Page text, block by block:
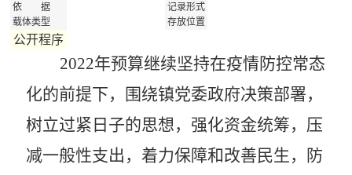
依 据
记录形式
载体类型
存放位置
公开程序
2022年预算继续坚持在疫情防控常态
化的前提下，围绕镇党委政府决策部署，
树立过紧日子的思想，强化资金统筹，压
减一般性支出，着力保障和改善民生，防